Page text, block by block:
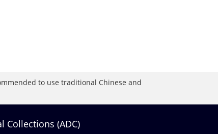
to use traditional Chinese and
Collections (ADC)